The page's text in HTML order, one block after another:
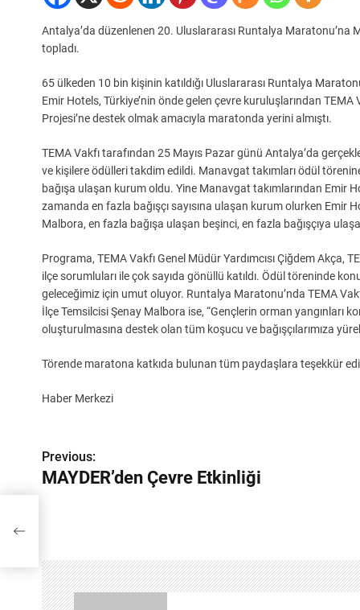
Antalya’da düzenlenen 20. Uluslararası Runtalya Maratonu’na
topladı.
65 ülkeden 10 bin kişinin katıldığı Uluslararası Runtalya
Emir Hotels, Türkiye’nin önde gelen çevre kuruluşlarından
Projesi’ne destek olmak amacıyla maratonda yerini almıştı.
TEMA Vakfı tarafından 25 Mayıs Pazar günü Antalya’da
ve kişilere ödülleri takdim edildi. Manavgat takımları ödül
bağışa ulaşan kurum oldu. Yine Manavgat takımlarından Emir
zamanda en fazla bağışçı sayısına ulaşan kurum olurken Emir
Malbora, en fazla bağışa ulaşan beşinci, en fazla bağışçıya
Programa, TEMA Vakfı Genel Müdür Yardımcısı Çiğdem Akça,
ilçe sorumluları ile çok sayıda gönüllü katıldı. Ödül töreninde
geleceğimiz için umut oluyor. Runtalya Maratonu’nda TEMA
İlçe Temsilcisi Şenay Malbora ise, “Gençlerin orman yangınları
oluşturulmasına destek olan tüm koşucu ve bağışçılarımıza
Törende maratona katkıda bulunan tüm paydaşlara teşekkür
Haber Merkezi
a
g
e
Previous:
MAYDER’den Çevre Etkinliği